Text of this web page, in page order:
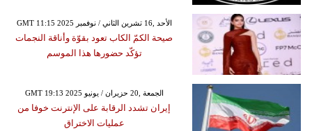
GMT 11:15 2025 الأحد ,16 تشرين الثاني / نوفمبر
صيحة الكمّ الكاب تعود بقوّة وأناقة النجمات
تؤكّد حضورها هذا الموسم
GMT 19:13 2025 الجمعة ,20 حزيران / يونيو
إيران تشدد الرقابة على الإنترنت خوفا من
عمليات الاختراق